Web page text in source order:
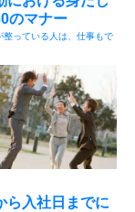
のマナー
整っている人は、仕事もで
ら入社日までに